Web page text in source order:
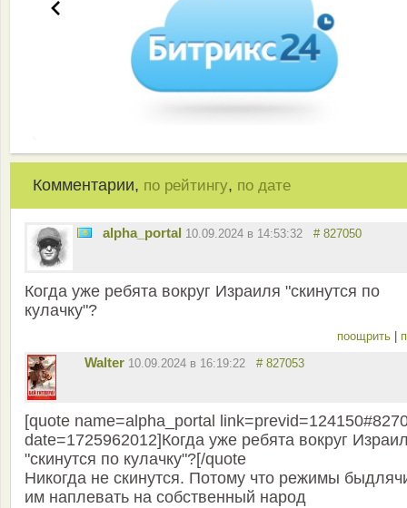
Комментарии, по рейтингу, по дате
alpha_portal 10.09.2024 в 14:53:32 # 827050
Когда уже ребята вокруг Израиля "скинутся по
кулачку"?
поощрить
Walter 10.09.2024 в 16:19:22 # 827053
[quote name=alpha_portal
date=1725962012]Когда уже ребята вокруг
"скинутся по кулачку"?[/quote
Никогда не скинутся. Потому что режимы
им наплевать на собственный народ